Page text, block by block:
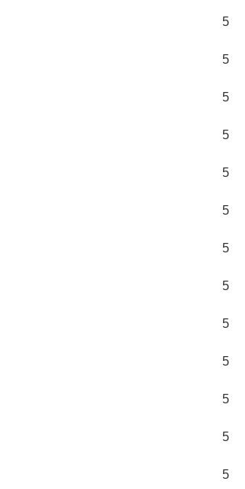
5
5
5
5
5
5
5
5
5
5
5
5
5